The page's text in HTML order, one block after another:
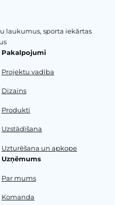
laukumus, sporta iekārtas
Pakalpojumi
Projektu vadība
Dizains
Produkti
Uzstādīšana
Uzturēšana un apkope
Uzņēmums
Par mums
Komanda